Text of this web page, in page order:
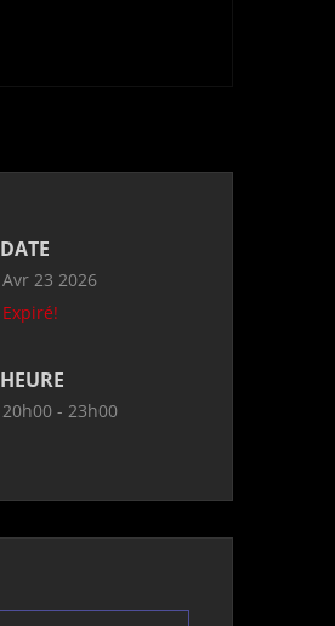
DATE
Avr 23 2026
Expiré!
HEURE
20h00 - 23h00